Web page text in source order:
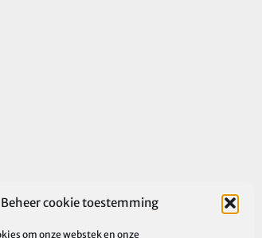
Beheer cookie toestemming
om onze webstek en onze